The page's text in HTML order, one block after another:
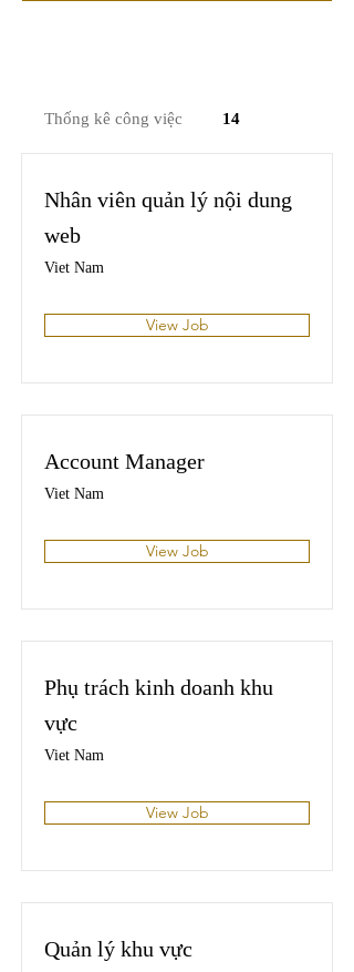
Thống kê công việc 14
Nhân viên quản lý nội dung
web
Viet Nam
View Job
Account Manager
Viet Nam
View Job
Phụ trách kinh doanh khu
vực
Viet Nam
View Job
Quản lý khu vực